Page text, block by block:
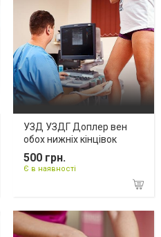
УЗД УЗДГ Доплер вен
обох нижніх кінцівок
500 грн.
Є в наявності